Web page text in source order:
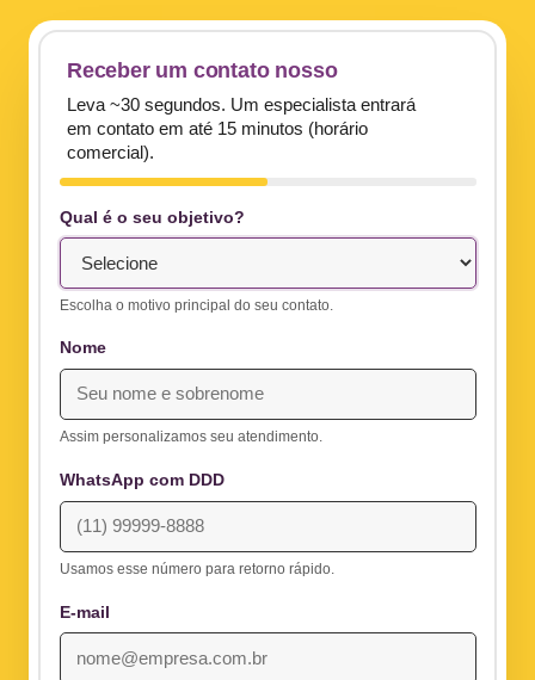
Receber um contato nosso
Leva ~30 segundos. Um especialista entrará
em contato em até 15 minutos (horário
comercial).
Qual é o seu objetivo?
Escolha o motivo principal do seu contato.
Nome
Assim personalizamos seu atendimento.
WhatsApp com DDD
Usamos esse número para retorno rápido.
E-mail